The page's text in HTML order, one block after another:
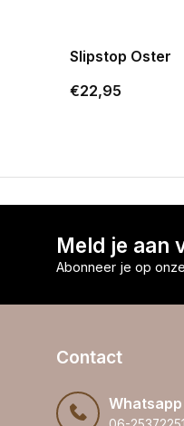
Slipstop Oster
€22,95
Meld je aan
Abonneer je op
Contact
Whatsapp